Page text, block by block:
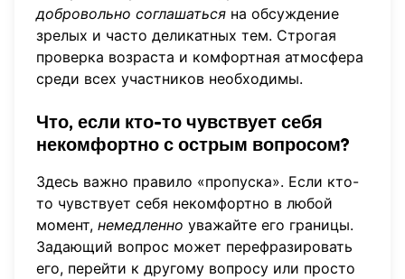
добровольно соглашаться на обсуждение
зрелых и часто деликатных тем. Строгая
проверка возраста и комфортная атмосфера
среди всех участников необходимы.
Что, если кто-то чувствует себя
некомфортно с острым вопросом?
Здесь важно правило «пропуска». Если кто-
то чувствует себя некомфортно в любой
момент, немедленно уважайте его границы.
Задающий вопрос может перефразировать
его, перейти к другому вопросу или просто